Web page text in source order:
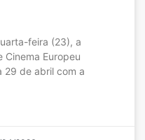
feira (23), a
Cinema Europeu
29 de abril com a